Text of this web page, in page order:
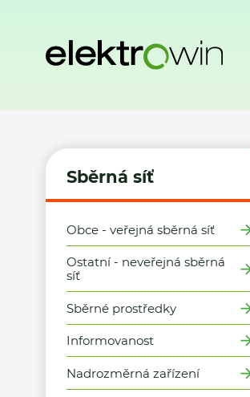
Sběrná síť
Obce - veřejná sběrná síť
Ostatní - neveřejná sběrná
síť
Sběrné prostředky
Informovanost
Nadrozměrná zařízení